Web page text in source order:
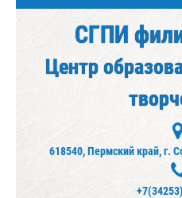
СГПИ
Центр
618540, Пермский край, г.